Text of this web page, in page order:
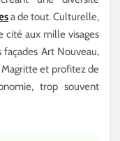
a de tout. Culturelle,
cité aux mille visages
façades Art Nouveau,
et profitez de
trop souvent